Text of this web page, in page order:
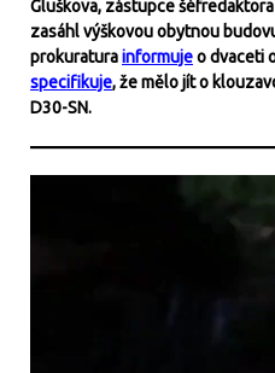
Gluškova, zástupce
zasáhl výškovou obytnou
prokuraturainformujeo dvaceti
specifikuje, že mělo jít o
D30-SN.